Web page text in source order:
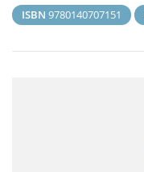
ISBN 9780140707151